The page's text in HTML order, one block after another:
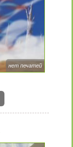
нет печатей